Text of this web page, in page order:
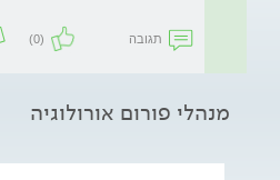
תגובה (0)
מנהלי פורום אורולוגיה